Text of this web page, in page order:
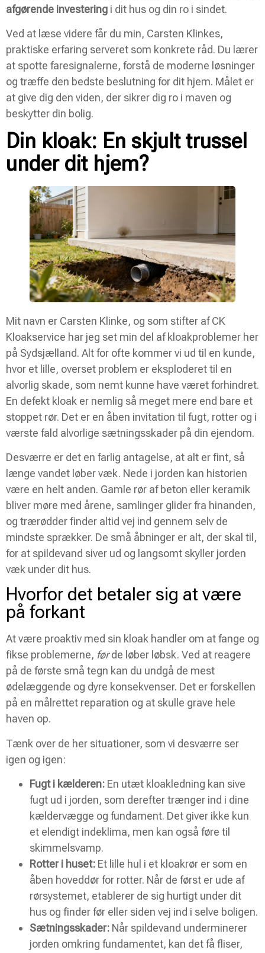
afgørende investering i dit hus og din ro i sindet.
Ved at læse videre får du min, Carsten Klinkes,
praktiske erfaring serveret som konkrete råd. Du lærer
at spotte faresignalerne, forstå de moderne løsninger
og træffe den bedste beslutning for dit hjem. Målet er
at give dig den viden, der sikrer dig ro i maven og
beskytter din bolig.
Din kloak: En skjult trussel
under dit hjem?
Mit navn er Carsten Klinke, og som stifter af CK
Kloakservice har jeg set min del af kloakproblemer her
på Sydsjælland. Alt for ofte kommer vi ud til en kunde,
hvor et lille, overset problem er eksploderet til en
alvorlig skade, som nemt kunne have været forhindret.
En defekt kloak er nemlig så meget mere end bare et
stoppet rør. Det er en åben invitation til fugt, rotter og i
værste fald alvorlige sætningsskader på din ejendom.
Desværre er det en farlig antagelse, at alt er fint, så
længe vandet løber væk. Nede i jorden kan historien
være en helt anden. Gamle rør af beton eller keramik
bliver møre med årene, samlinger glider fra hinanden,
og trærødder finder altid vej ind gennem selv de
mindste sprækker. De små åbninger er alt, der skal til,
for at spildevand siver ud og langsomt skyller jorden
væk under dit hus.
Hvorfor det betaler sig at være
på forkant
At være proaktiv med sin kloak handler om at fange og
fikse problemerne, førde løber løbsk. Ved at reagere
på de første små tegn kan du undgå de mest
ødelæggende og dyre konsekvenser. Det er forskellen
på en målrettet reparation og at skulle grave hele
haven op.
Tænk over de her situationer, som vi desværre ser
igen og igen:
Fugt i kælderen: En utæt kloakledning kan sive
fugt ud i jorden, som derefter trænger ind i dine
kældervægge og fundament. Det giver ikke kun
et elendigt indeklima, men kan også føre til
skimmelsvamp.
Rotter i huset: Et lille hul i et kloakrør er som en
åben hoveddør for rotter. Når de først er ude af
rørsystemet, etablerer de sig hurtigt under dit
hus og finder før eller siden vej ind i selve boligen.
Sætningsskader: Når spildevand underminerer
jorden omkring fundamentet, kan det få fliser,